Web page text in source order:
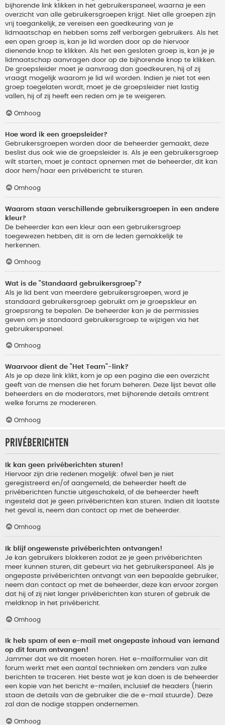
bijhorende link klikken in het gebruikerspaneel, waarna je een
overzicht van alle gebruikersgroepen krijgt. Niet alle groepen zijn
vrij toegankelijk, ze vereisen een goedkeuring van je
lidmaatschap en hebben soms zelf verborgen gebruikers. Als het
een open groep is, kan je lid worden door op de hiervoor
dienende knop te klikken. Als het een gesloten groep is, kan je je
lidmaatschap aanvragen door op de bijhorende knop te klikken.
De groepsleider moet je aanvraag dan goedkeuren, hij of zij
vraagt mogelijk waarom je lid wil worden. Indien je niet tot een
groep toegelaten wordt, moet je de groepsleider niet lastig
vallen, hij of zij heeft een reden om je te weigeren.
Omhoog
Hoe word ik een groepsleider?
Gebruikersgroepen worden door de beheerder gemaakt, deze
beslist dus ook wie de groepsleider is. Als je een gebruikersgroep
wilt starten, moet je contact opnemen met de beheerder, dit kan
door hem/haar een privébericht te sturen.
Omhoog
Waarom staan verschillende gebruikersgroepen in een andere
kleur?
De beheerder kan een kleur aan een gebruikersgroep
toegewezen hebben, dit is om de leden gemakkelijk te
herkennen.
Omhoog
Wat is de "Standaard gebruikersgroep"?
Als je lid bent van meerdere gebruikersgroepen, word je
standaard gebruikersgroep gebruikt om je groepskleur en
groepsrang te bepalen. De beheerder kan je de permissies
geven om je standaard gebruikersgroep te wijzigen via het
gebruikerspaneel.
Omhoog
Waarvoor dient de "Het Team"-link?
Als je op deze link klikt, kom je op een pagina die een overzicht
geeft van de mensen die het forum beheren. Deze lijst bevat alle
beheerders en de moderators, met bijhorende details omtrent
welke forums ze modereren.
Omhoog
Privéberichten
Ik kan geen privéberichten sturen!
Hiervoor zijn drie redenen mogelijk: ofwel ben je niet
geregistreerd en/of aangemeld, de beheerder heeft de
privéberichten functie uitgeschakeld, of de beheerder heeft
ingesteld dat je geen privéberichten kan sturen. Indien dit laatste
het geval is, neem dan contact op met de beheerder.
Omhoog
Ik blijf ongewenste privéberichten ontvangen!
Je kan gebruikers blokkeren zodat ze je geen privéberichten
meer kunnen sturen, dit gebeurt via het gebruikerspaneel. Als je
ongepaste privéberichten ontvangt van een bepaalde gebruiker,
neem dan contact op met de beheerder, deze kan ervoor zorgen
dat hij of zij niet langer privéberichten kan sturen of gebruik de
meldknop in het privébericht.
Omhoog
Ik heb spam of een e-mail met ongepaste inhoud van iemand
op dit forum ontvangen!
Jammer dat we dit moeten horen. Het e-mailformulier van dit
forum werkt met een aantal technieken om zenders van zulke
berichten te traceren. Het beste wat je kan doen is de beheerder
een kopie van het bericht e-mailen, inclusief de headers (hierin
staan de details van de gebruiker die de e-mail stuurde). Deze
zal dan de nodige stappen ondernemen.
Omhoog